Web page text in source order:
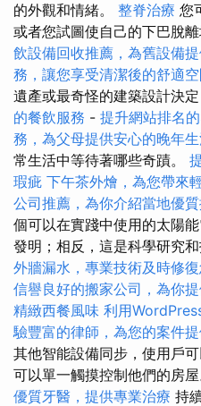
的外觀和情緒。 整脊治療 您
或者您試圖使自己的下巴脫
飲設備回收推薦，為舊設備
務，讓您享受清潔後的舒適
遺產或最奇怪的建築設計決定
的餐飲服務 - 提升網站排名
務，為父母提供安心的晚年
常生活中等待著哪些奇蹟。
瑕疵 下午茶外燴，為您帶來
公司推薦，為你介紹當地優
個可以在實踐中使用的太陽
發明；相反，這是科學研究
外牆漏水，專業技術及時修
信譽良好的搬家公司，為你
精緻西餐風味 利用
驗豐富的律師，為您的案件
其他智能設備同步，使用戶
可以單一觸摸控制他們的房屋
優質牙醫，提供專業治療 持